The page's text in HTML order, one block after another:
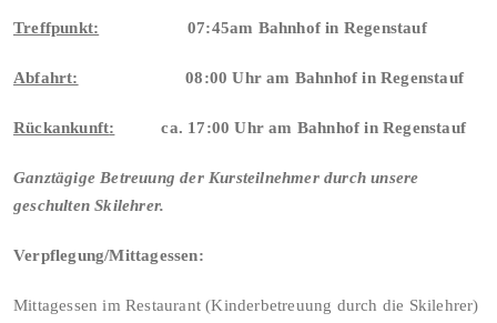
Treffpunkt: 07:45am Bahnhof in Regenstauf
Abfahrt: 08:00 Uhr am Bahnhof in Regenstauf
Rückankunft: ca. 17:00 Uhr am Bahnhof in Regenstauf
Ganztägige Betreuung der Kursteilnehmer durch unsere
geschulten Skilehrer.
Verpflegung/Mittagessen:
Mittagessen im Restaurant (Kinderbetreuung durch die Skilehrer)